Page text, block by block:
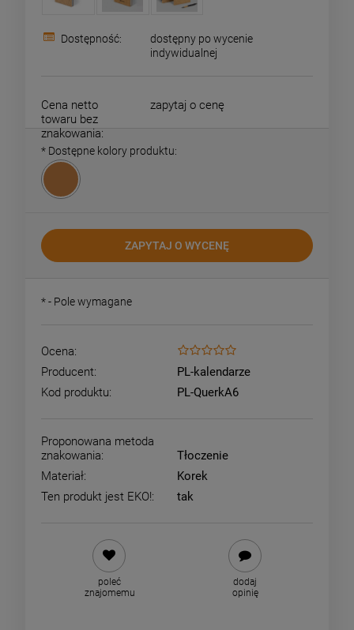
Dostępność:
dostępny po wycenie
indywidualnej
Cena netto
towaru bez
znakowania:
zapytaj o cenę
* Dostępne kolory produktu:
ZAPYTAJ O WYCENĘ
*- Pole wymagane
Ocena:
Producent:
PL-kalendarze
Kod produktu:
PL-QuerkA6
Proponowana metoda
znakowania:
Tłoczenie
Materiał:
Korek
Ten produkt jest EKO!:
tak
poleć
znajomemu
dodaj
opinię